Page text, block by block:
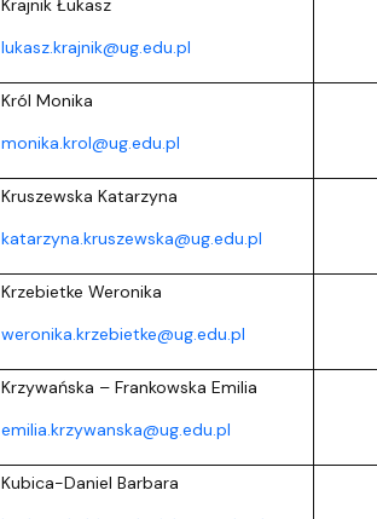
lukasz.krajnik@ug.edu.pl
Król Monika
monika.krol@ug.edu.pl
Kruszewska Katarzyna
katarzyna.kruszewska@ug.edu.pl
Krzebietke Weronika
weronika.krzebietke@ug.edu.pl
Krzywańska – Frankowska Emilia
emilia.krzywanska@ug.edu.pl
Kubica-Daniel Barbara